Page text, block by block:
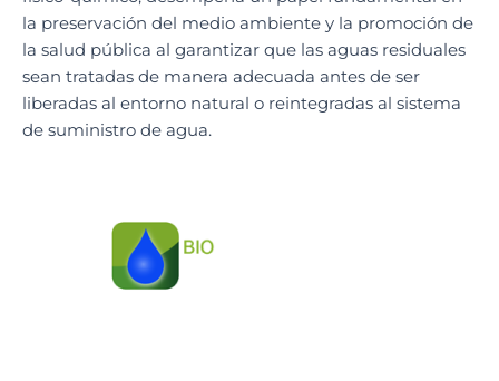
la preservación del medio ambiente y la promoción de
la salud pública al garantizar que las aguas residuales
sean tratadas de manera adecuada antes de ser
liberadas al entorno natural o reintegradas al sistema
de suministro de agua.